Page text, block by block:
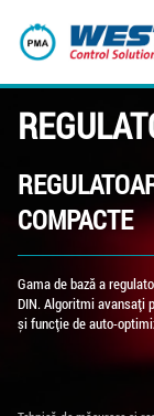
COMPACTE
Gama de bază a
DIN. Algoritmi avansați
și funcție de auto-